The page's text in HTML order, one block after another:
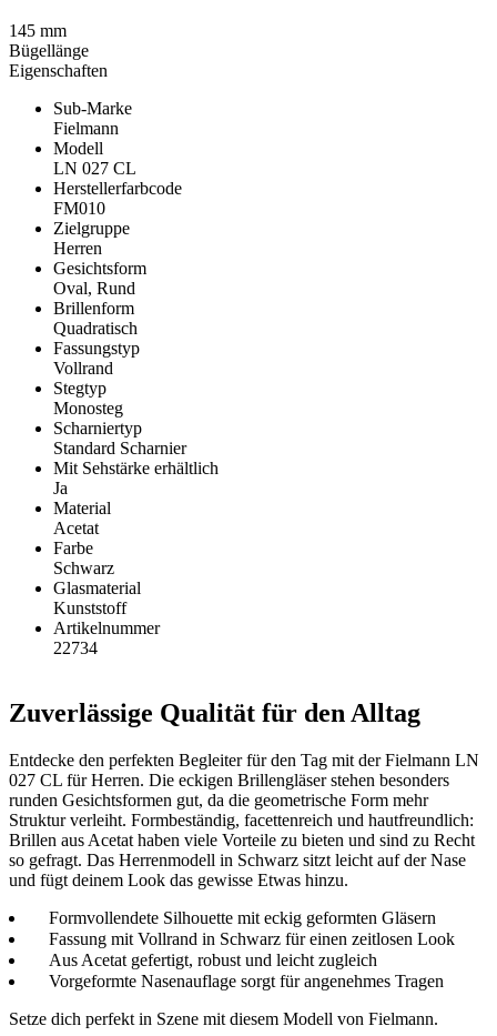
Eigenschaften
Sub-Marke
Fielmann
Modell
LN 027 CL
Herstellerfarbcode
FM010
Zielgruppe
Herren
Gesichtsform
Oval, Rund
Brillenform
Quadratisch
Fassungstyp
Vollrand
Stegtyp
Monosteg
Scharniertyp
Standard Scharnier
Mit Sehstärke erhältlich
Ja
Material
Acetat
Farbe
Schwarz
Glasmaterial
Kunststoff
Artikelnummer
22734
Zuverlässige Qualität für den Alltag
Entdecke den perfekten Begleiter für den Tag mit der Fielmann LN
027 CL für Herren. Die eckigen Brillengläser stehen besonders
runden Gesichtsformen gut, da die geometrische Form mehr
Struktur verleiht. Formbeständig, facettenreich und hautfreundlich:
Brillen aus Acetat haben viele Vorteile zu bieten und sind zu Recht
so gefragt. Das Herrenmodell in Schwarz sitzt leicht auf der Nase
und fügt deinem Look das gewisse Etwas hinzu.
Formvollendete Silhouette mit eckig geformten Gläsern
Fassung mit Vollrand in Schwarz für einen zeitlosen Look
Aus Acetat gefertigt, robust und leicht zugleich
Vorgeformte Nasenauflage sorgt für angenehmes Tragen
Setze dich perfekt in Szene mit diesem Modell von Fielmann.
145 mm
Bügellänge